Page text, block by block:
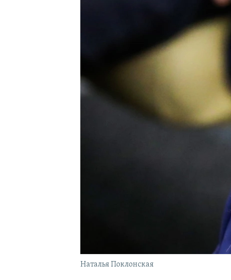
Наталья Поклонская